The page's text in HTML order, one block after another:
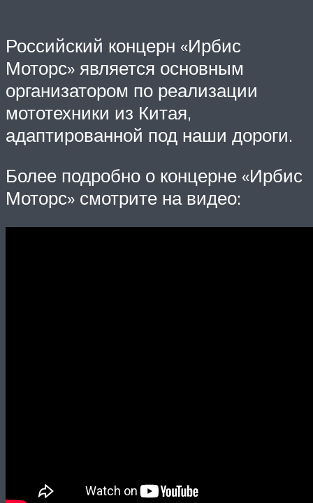
Российский концерн «Ирбис
Моторс» является основным
организатором по реализации
мототехники из Китая,
адаптированной под наши дороги.
Более подробно о концерне «Ирбис
Моторс» смотрите на видео: